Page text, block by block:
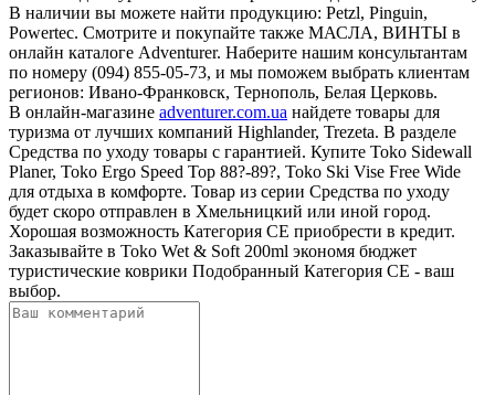
В наличии вы можете найти продукцию: Petzl, Pinguin,
Powertec. Смотрите и покупайте также МАСЛА, ВИНТЫ в
онлайн каталоге Adventurer. Наберите нашим консультантам
по номеру (094) 855-05-73, и мы поможем выбрать клиентам
регионов: Ивано-Франковск, Тернополь, Белая Церковь.
В онлайн-магазине adventurer.com.ua найдете товары для
туризма от лучших компаний Highlander, Trezeta. В разделе
Средства по уходу товары с гарантией. Купите Toko Sidewall
Planer, Toko Ergo Speed Top 88?-89?, Toko Ski Vise Free Wide
для отдыха в комфорте. Товар из серии Средства по уходу
будет скоро отправлен в Хмельницкий или иной город.
Хорошая возможность Категория CE приобрести в кредит.
Заказывайте в Toko Wet & Soft 200ml экономя бюджет
туристические коврики Подобранный Категория CE - ваш
выбор.